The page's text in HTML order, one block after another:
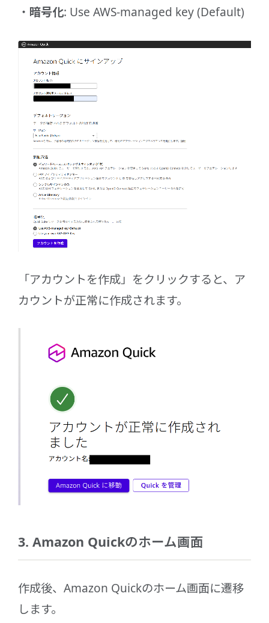
暗号化: Use AWS-managed key (Default)
「アカウントを作成」をクリックすると、ア
カウントが正常に作成されます。
3. Amazon Quickのホーム画面
作成後、Amazon Quickのホーム画面に遷移
します。